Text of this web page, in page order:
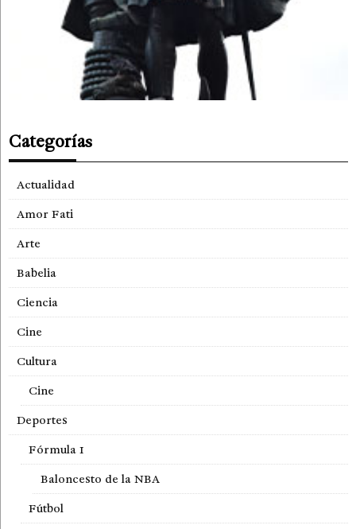
Categorías
Actualidad
Amor Fati
Arte
Babelia
Ciencia
Cine
Cultura
Cine
Deportes
Fórmula 1
Baloncesto de la NBA
Fútbol